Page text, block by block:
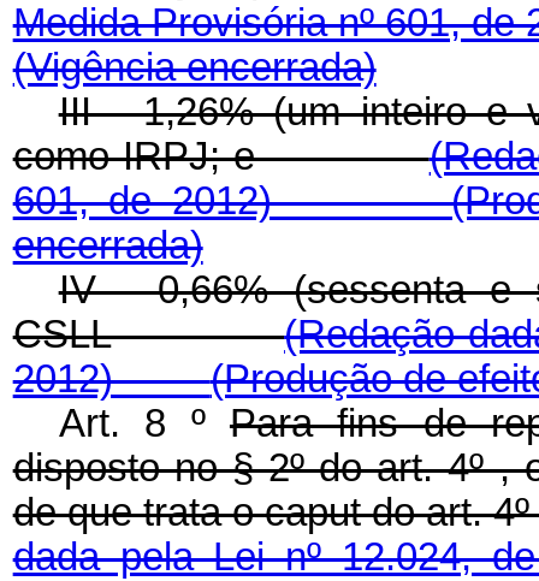
Medida Provisória nº 601, de
(Vigência encerrada)
III - 1,26% (um inteiro e
como IRPJ; e
601, de 2012)
encerrada)
IV - 0,66% (sessenta e
CSLL(Redação
2012)(Produção de
Art. 8 º Para fins de
disposto no § 2º do art. 4º ,
de que trata ocaputdo art.
dada pela Lei nº